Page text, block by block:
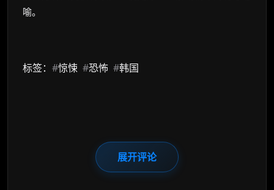
喻。
标签： #惊悚 #恐怖 #韩国
展开评论